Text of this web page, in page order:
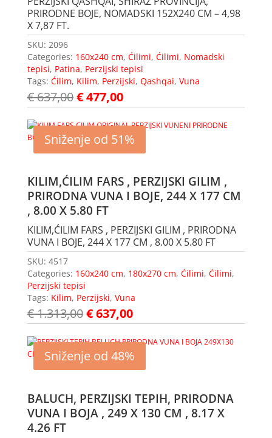
PRIRODNE BOJE, NOMADSKI 152X240 CM – 4,98
X 7,87 FT.
SKU: 2096
Categories: 160x240 cm, Ćilimi, Ćilimi, Nomadski
tepisi, Patina, Perzijski tepisi
Tags: Ćilim, Kilim, Perzijski, Qashqai, Vuna
€637,00€477,00
Sniženje od 51%
KILIM,ĆILIM FARS , PERZIJSKI GILIM ,
PRIRODNA VUNA I BOJE, 244 X 177 CM
, 8.00 X 5.80 FT
KILIM,ĆILIM FARS , PERZIJSKI GILIM , PRIRODNA
VUNA I BOJE, 244 X 177 CM , 8.00 X 5.80 FT
SKU: 4517
Categories: 160x240 cm, 180x270 cm, Ćilimi, Ćilimi,
Perzijski tepisi
Tags: Kilim, Perzijski, Vuna
€1.313,00€637,00
Sniženje od 48%
BALUCH, PERZIJSKI TEPIH, PRIRODNA
VUNA I BOJA , 249 X 130 CM , 8.17 X
4.26 FT